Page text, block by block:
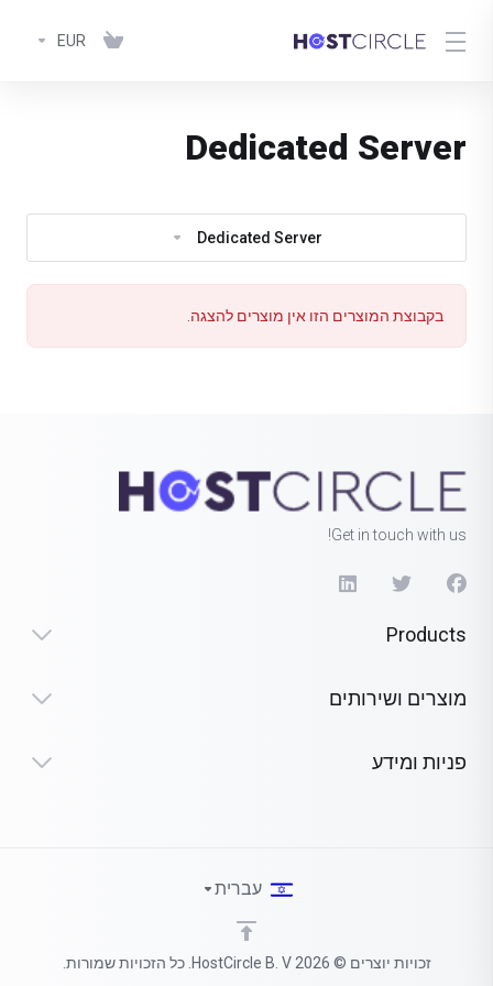
EUR
Dedicated Server
Dedicated Server
בקבוצת המוצרים הזו אין מוצרים להצגה.
Get in touch with us!
Products
מוצרים ושירותים
פניות ומידע
זכויות יוצרים © 2026 HostCircle B. V. כל הזכויות שמורות.
עברית